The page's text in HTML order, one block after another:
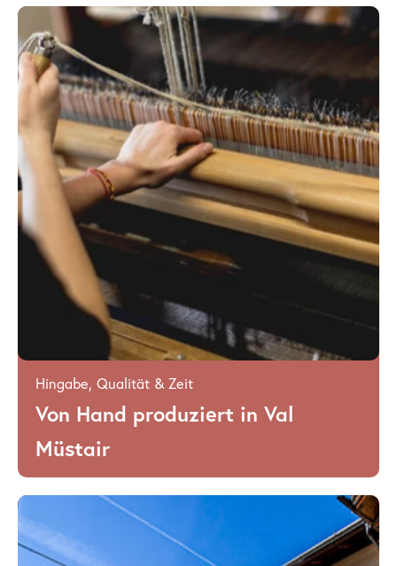
Hingabe, Qualität & Zeit
Von Hand produziert in Val
Müstair